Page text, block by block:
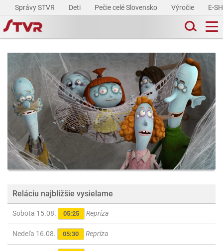
Správy STVR Deti Pečie celé Slovensko Výročie E-
Reláciu najbližšie vysielame
Sobota 15.08. 05:25 Repríza
Nedeľa 16.08. 05:30 Repríza